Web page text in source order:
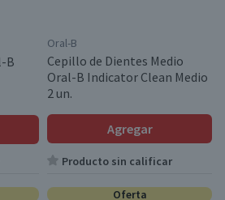
B
Oral-B
Cepillo de Dientes Medio
Oral-B Indicator Clean Medio
2 un.
Agregar
Producto sin calificar
Oferta